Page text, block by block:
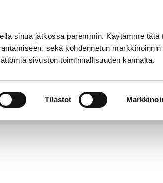
sinua jatkossa paremmin. Käytämme tätä
sekä kohdennetun markkinoinnin
sivuston toiminnallisuuden kannalta.
Tilastot